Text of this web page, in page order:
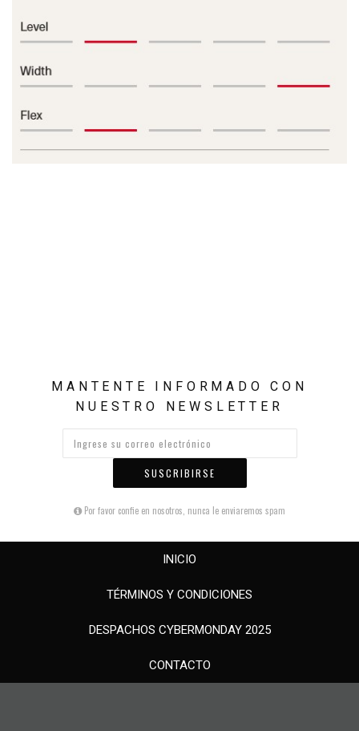
MANTENTE INFORMADO CON
NUESTRO NEWSLETTER
SUSCRIBIRSE
Por favor confie en nosotros, nunca le enviaremos spam
INICIO
TÉRMINOS Y CONDICIONES
DESPACHOS CYBERMONDAY 2025
CONTACTO